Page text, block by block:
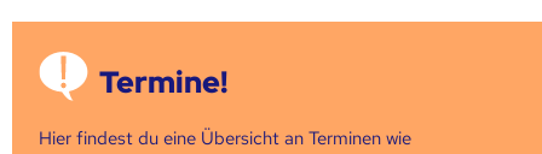
Termine!
Hier findest du eine Übersicht an Terminen wie